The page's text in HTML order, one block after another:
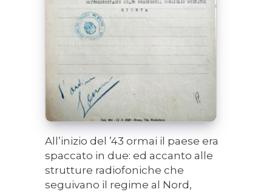
All’inizio del ’43 ormai il paese era
spaccato in due: ed accanto alle
strutture radiofoniche che
seguivano il regime al Nord,